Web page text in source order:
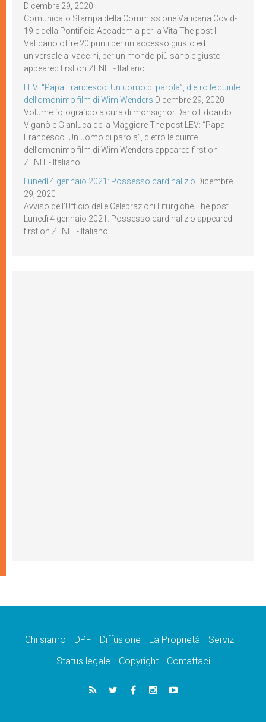
Dicembre 29, 2020
Comunicato Stampa della Commissione Vaticana Covid-
19 e della Pontificia Accademia per la Vita The post Il
Vaticano offre 20 punti per un accesso giusto ed
universale ai vaccini, per un mondo più sano e giusto
appeared first on ZENIT - Italiano.
LEV: “Papa Francesco. Un uomo di parola”, dietro le quinte
dell’omonimo film di Wim Wenders Dicembre 29, 2020
Volume fotografico a cura di monsignor Dario Edoardo
Viganò e Gianluca della Maggiore The post LEV: “Papa
Francesco. Un uomo di parola”, dietro le quinte
dell’omonimo film di Wim Wenders appeared first on
ZENIT - Italiano.
Lunedì 4 gennaio 2021: Possesso cardinalizio Dicembre
29, 2020
Avviso dell’Ufficio delle Celebrazioni Liturgiche The post
Lunedì 4 gennaio 2021: Possesso cardinalizio appeared
first on ZENIT - Italiano.
Chi siamo DPF Diffusione La Proprietà
Servizi
Status legale
Copyright Contattaci